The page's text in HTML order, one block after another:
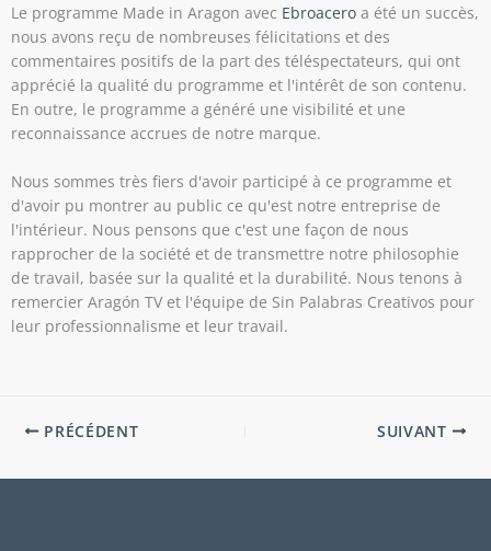
Le programme Made in Aragon avec Ebroacero a été un succès,
nous avons reçu de nombreuses félicitations et des
commentaires positifs de la part des téléspectateurs, qui ont
apprécié la qualité du programme et l'intérêt de son contenu.
En outre, le programme a généré une visibilité et une
reconnaissance accrues de notre marque.
Nous sommes très fiers d'avoir participé à ce programme et
d'avoir pu montrer au public ce qu'est notre entreprise de
l'intérieur. Nous pensons que c'est une façon de nous
rapprocher de la société et de transmettre notre philosophie
de travail, basée sur la qualité et la durabilité. Nous tenons à
remercier Aragón TV et l'équipe de Sin Palabras Creativos pour
leur professionnalisme et leur travail.
PRÉCÉDENT SUIVANT